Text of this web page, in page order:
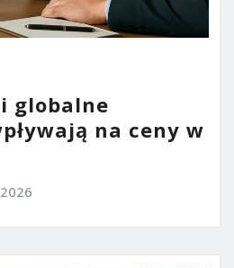
globalne
na ceny w